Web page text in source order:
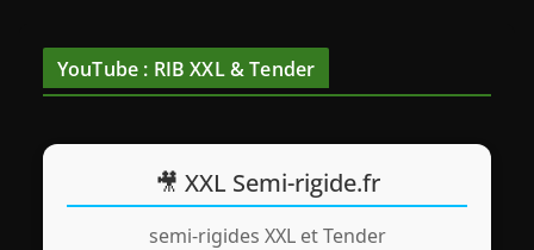
YouTube : RIB XXL & Tender
🎥 XXL Semi-rigide.fr
semi-rigides XXL et Tender